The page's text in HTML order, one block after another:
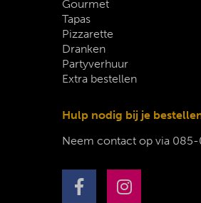
Gourmet
Tapas
Pizzarette
Dranken
Partyverhuur
Extra bestellen
Hulp nodig bij je
Neem contact op via 085-